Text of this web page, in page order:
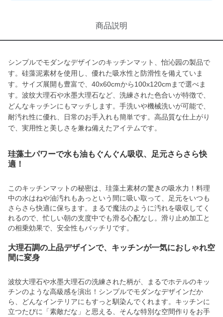
商品説明
シンプルでモダンなデザインのキッチンマット、怡沁园の製品で
す。硅藻泥素材を使用し、優れた吸水性と防滑性を備えていま
す。サイズ展開も豊富で、40x60cmから100x120cmまで選べま
す。波纹大理石や水墨大理石など、洗練された色合いが特徴で、
どんなキッチンにもマッチします。手洗いや機械洗いが可能で、
耐汚れ性に優れ、日常のお手入れも簡単です。高品質な仕上がり
で、実用性と美しさを兼ね備えたアイテムです。
珪藻土パワーで水も油もぐんぐん吸収、足元さらさら快
適！
このキッチンマットの秘密は、珪藻土素材の驚きの吸水力！料理
中の水はねや油汚れもあっという間に吸い取って、足元をいつも
さらさら快適に保ちます。まるで魔法のように汚れを吸収してく
れるので、忙しい朝の支度中でも滑る心配なし。滑り止め加工と
の相乗効果で、安全性もバッチリです。
大理石調の上品デザインで、キッチンが一気におしゃれ空
間に変身
波纹大理石や水墨大理石の洗練された柄が、まるでホテルのキッ
チンのような高級感を演出！シンプルでモダンなデザインだか
ら、どんなインテリアにもすっと馴染んでくれます。キッチンに
立つたびに「素敵だな」と思える、そんな特別な空間作りをお手